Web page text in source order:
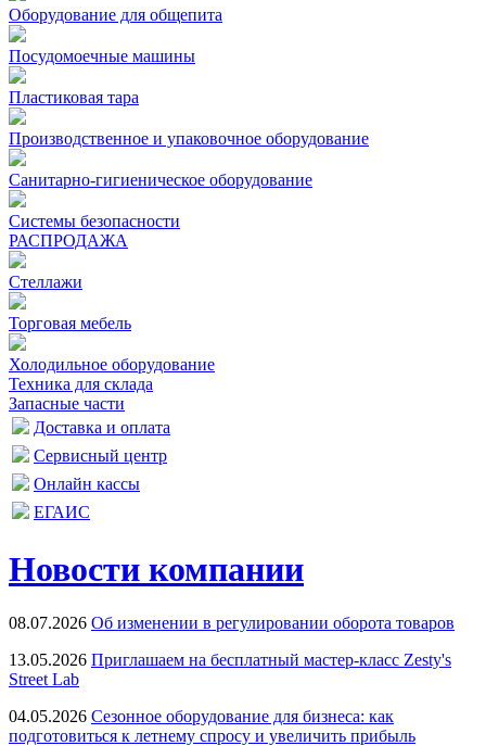
Оборудование для общепита
Посудомоечные машины
Пластиковая тара
Производственное и упаковочное оборудование
Санитарно-гигиеническое оборудование
Системы безопасности
РАСПРОДАЖА
Стеллажи
Торговая мебель
Холодильное оборудование
Техника для склада
Запасные части
Доставка и оплата
Сервисный центр
Онлайн кассы
ЕГАИС
Новости компании
08.07.2026 Об изменении в регулировании оборота товаров
13.05.2026 Приглашаем на бесплатный мастер-класс Zesty's
Street Lab
04.05.2026 Сезонное оборудование для бизнеса: как
подготовиться к летнему спросу и увеличить прибыль